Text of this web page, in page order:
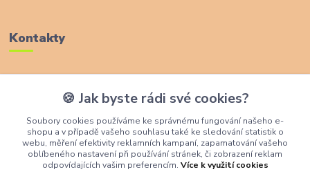
Kontakty
+420 774 291 043
info@rostouci-zidle.cz
🍪 Jak byste rádi své cookies?
Soubory cookies používáme ke správnému fungování našeho e-
shopu a v případě vašeho souhlasu také ke sledování statistik o
webu, měření efektivity reklamních kampaní, zapamatování vašeho
oblíbeného nastavení při používání stránek, či zobrazení reklam
odpovídajících vašim preferencím. Více k využití cookies